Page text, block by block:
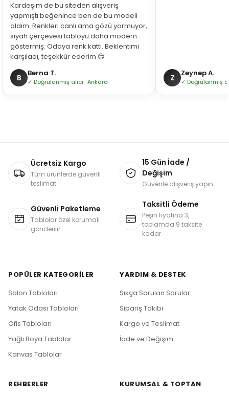
Kardeşim de bu siteden alışveriş
yapmıştı beğenince ben de bu modeli
aldım. Renkleri canlı ama gözü yormuyor,
siyah çerçevesi tabloyu daha modern
göstermiş. Odaya renk kattı. Beklentimi
karşıladı, teşekkür ederim 😊
B Berna T.
✓ Doğrulanmış alıcı · Ankara Z Zeynep A.
✓ Doğrulanmış
Ücretsiz Kargo
Tüm ürünlerde güvenli
teslimat
15 Gün İade /
Değişim
Güvenle alışveriş yapın
Güvenli Paketleme
Tablolar özel korumalı
gönderilir
Taksitli Ödeme
Peşin fiyatına 3,
toplamda 9 taksite
kadar
POPÜLER KATEGORILER
Salon Tabloları
Yatak Odası Tabloları
Ofis Tabloları
Yağlı Boya Tablolar
Kanvas Tablolar
YARDIM & DESTEK
Sıkça Sorulan Sorular
Sipariş Takibi
Kargo ve Teslimat
İade ve Değişim
REHBERLER KURUMSAL & TOPTAN